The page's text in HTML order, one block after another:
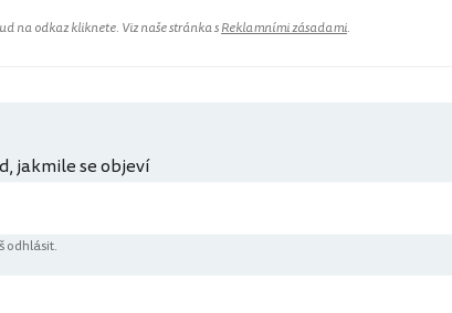
na odkaz kliknete. Viz naše stránka sReklamními zásadami.
jakmile se objeví
odhlásit.